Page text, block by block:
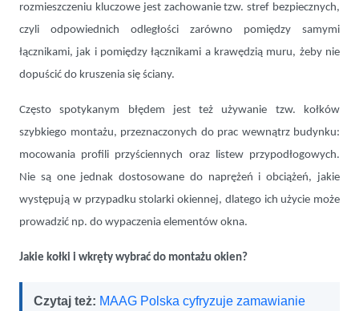
rozmieszczeniu kluczowe jest zachowanie tzw. stref bezpiecznych,
czyli odpowiednich odległości zarówno pomiędzy samymi
łącznikami, jak i pomiędzy łącznikami a krawędzią muru, żeby nie
dopuścić do kruszenia się ściany.
Często spotykanym błędem jest też używanie tzw. kołków
szybkiego montażu, przeznaczonych do prac wewnątrz budynku:
mocowania profili przyściennych oraz listew przypodłogowych.
Nie są one jednak dostosowane do naprężeń i obciążeń, jakie
występują w przypadku stolarki okiennej, dlatego ich użycie może
prowadzić np. do wypaczenia elementów okna.
Jakie kołki i wkręty wybrać do montażu okien?
Czytaj też: MAAG Polska cyfryzuje zamawianie